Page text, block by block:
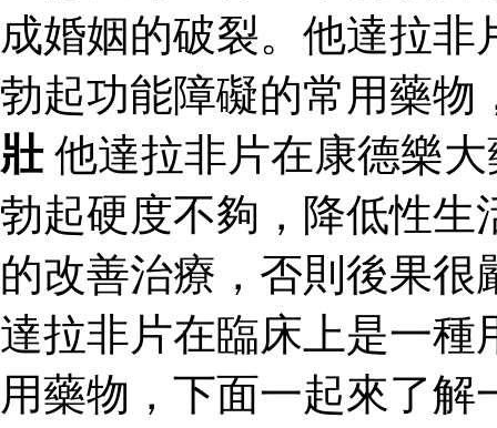
成婚姻的破裂。他達拉
勃起功能障礙的常用藥
壯他達拉非片在康德樂
勃起硬度不夠，降低性生
的改善治療，否則後果
達拉非片在臨床上是一種
用藥物，下面一起來了